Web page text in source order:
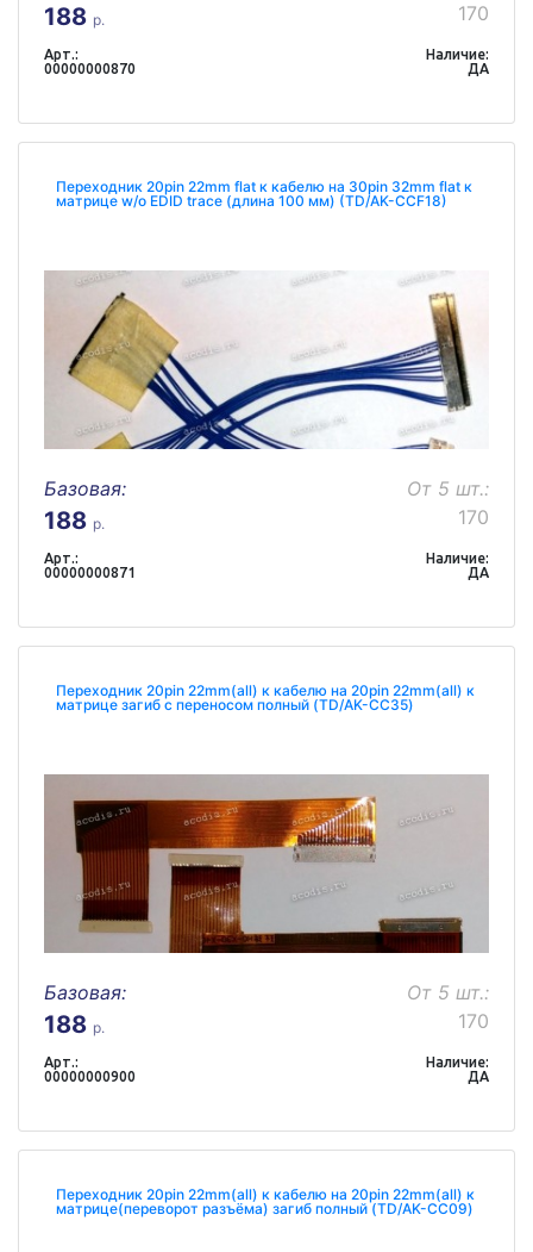
188 р.
170
Арт.:
00000000870
Наличие:
ДА
Переходник 20pin 22mm flat к кабелю на 30pin 32mm flat к
матрице w/o EDID trace (длина 100 мм) (TD/AK-CCF18)
Базовая:
188 р.
От 5 шт.:
170
Арт.:
00000000871
Наличие:
ДА
Переходник 20pin 22mm(all) к кабелю на 20pin 22mm(all) к
матрице загиб с переносом полный (TD/AK-CC35)
Базовая:
188 р.
От 5 шт.:
170
Арт.:
00000000900
Наличие:
ДА
Переходник 20pin 22mm(all) к кабелю на 20pin 22mm(all) к
матрице(переворот разъёма) загиб полный (TD/AK-CC09)